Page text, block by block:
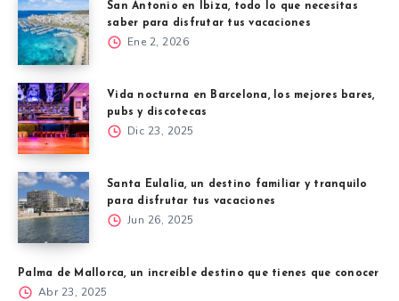
San Antonio en Ibiza, todo lo que necesitas
saber para disfrutar tus vacaciones
Ene 2, 2026
Vida nocturna en Barcelona, los mejores bares,
pubs y discotecas
Dic 23, 2025
Santa Eulalia, un destino familiar y tranquilo
para disfrutar tus vacaciones
Jun 26, 2025
Palma de Mallorca, un increíble destino que tienes que conocer
Abr 23, 2025